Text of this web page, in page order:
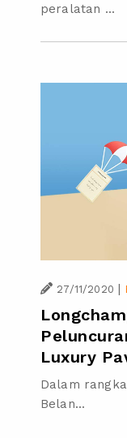
peralatan ...
27/11/2020 |
Luxury
Dalam
Belan...